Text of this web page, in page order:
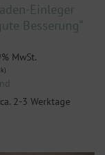
Einleger
Besserung“
MwSt.
2-3 Werktage